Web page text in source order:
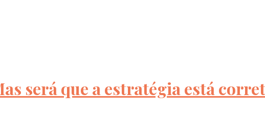
será que a estratégia está